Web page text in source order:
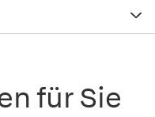
für Sie